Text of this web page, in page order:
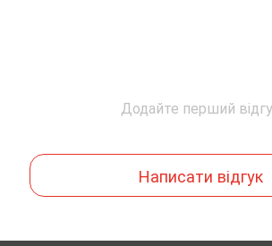
Додайте перший
Написати відгук